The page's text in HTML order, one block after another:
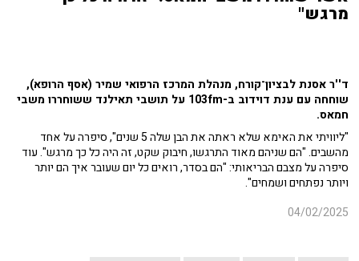
מרגש"
ד''ר אסנת לבציון־קורח, מנהלת המרכז הרפואי שמיר (אסף הרופא),
שוחחה עם ענת דוידוב ב-103fm על תושבי תאילנד ששוחררו משבי
חמאס.
"ליוויתי את האימא שלא ראתה את הבן שלה 5 שנים", סיפרה על אחד
מהשבים. "הם שניהם מאוד התרגשו, חיבוק שקט, זה היה כל כך מרגש". עוד
סיפרה על מצבם הבריאותי: "הם בסדר, רואים כל יום שעובר איך הם יותר
ויותר נפתחים ושמחים".
04/02/2025